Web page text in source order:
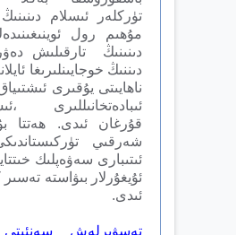
تۈركلەر ئىسلام دىنىنىڭ
مۇھىم رول
دىنىنىڭ تارقىلىش
دىننىڭ خوجايىنلىرىغا
ناھايىتى يۇقىرى
ئىبادەتخانىللىرى
قۇرغان ئىدى. ھەتتا
شەرقىي
ئىتىبارى سەۋەپلىك
ئۇيغۇرلار بىۋاستە
ئىدى.
تەسۋىرلەش سەنئىتى